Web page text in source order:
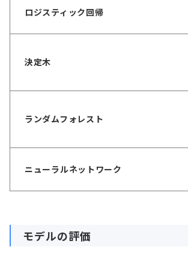
ロジスティック回帰
決定木
ランダムフォレスト
ニューラルネットワーク
モデルの評価